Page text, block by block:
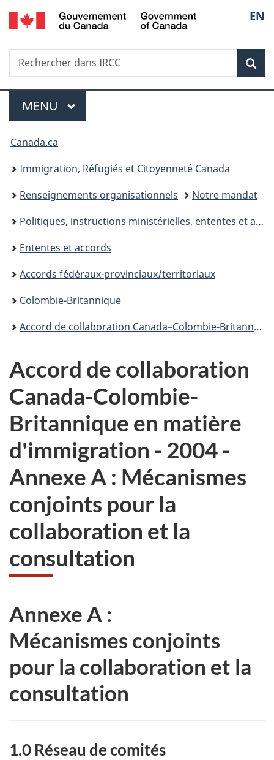
Passer
au
Passer
à
du
Passer
à
simplifiée
de
la
EN
Recherche
Rechercher
dans
Menu
MENU PRINCIPAL
Vous
êtes
ici :
Canada.ca
Immigration, Réfugiés et Citoyenneté Canada
Renseignements organisationnels
Notre mandat
Politiques, instructions ministérielles, ententes et accords
Ententes et accords
Accords fédéraux-provinciaux/territoriaux
Colombie-Britannique
Accord de collaboration Canada–Colombie-Britannique en matière d’immigration - 2004
Accord de collaboration
Canada-Colombie-
Britannique en matière
d'immigration - 2004 -
Annexe A : Mécanismes
conjoints pour la
collaboration et la
consultation
Annexe A :
Mécanismes conjoints
pour la collaboration et la
consultation
1.0 Réseau de comités